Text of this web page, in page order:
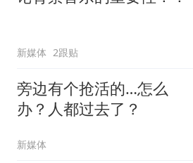
新媒体 2跟贴
旁边有个抢活的…怎么
办？人都过去了？
新媒体